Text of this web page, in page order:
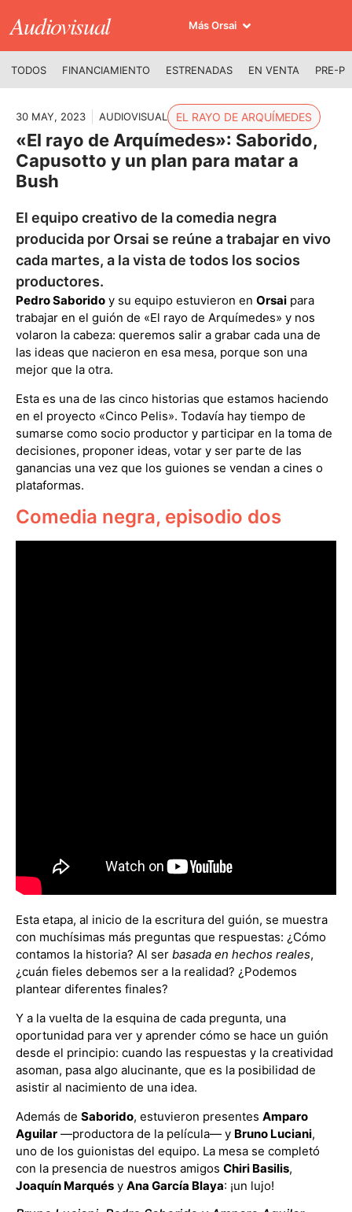
Audiovisual Más Orsai
TODOS FINANCIAMIENTO ESTRENADAS EN VENTA PRE-
30 MAY, 2023 AUDIOVISUAL EL RAYO DE ARQUÍMEDES
«El rayo de Arquímedes»: Saborido,
Capusotto y un plan para matar a
Bush
El equipo creativo de la comedia negra
producida por Orsai se reúne a trabajar en vivo
cada martes, a la vista de todos los socios
productores.
Pedro Saborido y su equipo estuvieron en Orsai para
trabajar en el guión de «El rayo de Arquímedes» y nos
volaron la cabeza: queremos salir a grabar cada una de
las ideas que nacieron en esa mesa, porque son una
mejor que la otra.
Esta es una de las cinco historias que estamos haciendo
en el proyecto «Cinco Pelis». Todavía hay tiempo de
sumarse como socio productor y participar en la toma de
decisiones, proponer ideas, votar y ser parte de las
ganancias una vez que los guiones se vendan a cines o
plataformas.
Comedia negra, episodio dos
Esta etapa, al inicio de la escritura del guión, se muestra
con muchísimas más preguntas que respuestas: ¿Cómo
contamos la historia? Al ser basada en hechos reales,
¿cuán fieles debemos ser a la realidad? ¿Podemos
plantear diferentes finales?
Y a la vuelta de la esquina de cada pregunta, una
oportunidad para ver y aprender cómo se hace un guión
desde el principio: cuando las respuestas y la creatividad
asoman, pasa algo alucinante, que es la posibilidad de
asistir al nacimiento de una idea.
Además de Saborido, estuvieron presentes Amparo
Aguilar —productora de la película— y Bruno Luciani,
uno de los guionistas del equipo. La mesa se completó
con la presencia de nuestros amigos Chiri Basilis,
Joaquín Marqués y Ana García Blaya: ¡un lujo!